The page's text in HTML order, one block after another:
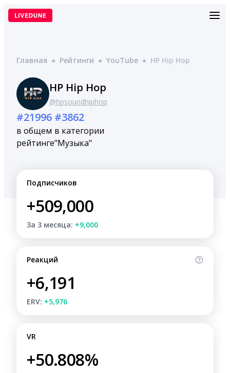
Перейти
Главная ● Рейтинги ● YouTube ● HP Hip Hop
HP Hip Hop
@hpsoundhiphop
#21996
в общем
рейтинге
#3862
в категории
"Музыка"
Подписчиков
+509,000
За 3 месяца: +9,000
Реакций
+6,191
ERV: +5,976
VR
+50.808%